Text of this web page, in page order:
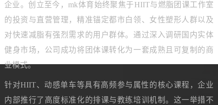
企业。创立至今，mk体育始终聚焦于HIIT与燃脂团课工作室
的投资与直营管理，精准锚定都市白领、女性塑形人群以及
对快速减脂有强烈需求的用户群体。通过深入调研国内实体
健身市场，公司成功将团体课转化为一套成熟且可复制的商
业模式。
针对HIIT、动感单车等具有高频参与属性的核心课程，企业
内部推行了高度标准化的排课与教练培训机制。这一举措不